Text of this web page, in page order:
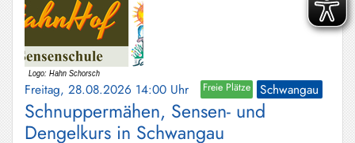
Freitag, 28.08.2026 14:00 Uhr Freie Plätze Schwangau
Schnuppermähen, Sensen- und
Dengelkurs in Schwangau